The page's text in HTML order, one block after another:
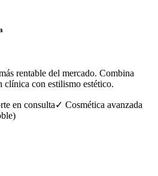
rentable del mercado. Combina
clínica con estilismo estético.
en consulta✓ Cosmética avanzada